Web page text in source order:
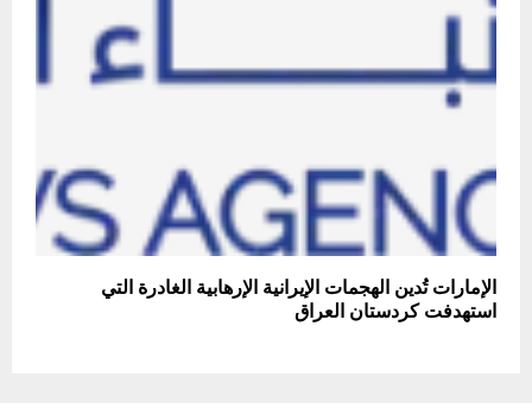
الإمارات تُدين الهجمات الإيرانية الإرهابية الغادرة التي
استهدفت كردستان العراق